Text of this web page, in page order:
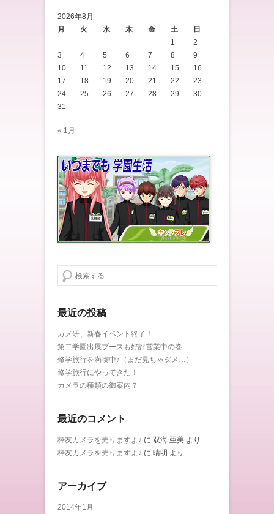
2026年8月
月
火 水 木 金 土
日
1
2
3
4 5 6 7 8
9
10
11 12 13 14 15
16
17
18 19 20 21 22
23
24
25 26 27 28 29
30
31
« 1月
検索する
最近の投稿
カメ研、新春イベント終了！
第二学園出展ブースも好評営業中の巻
修学旅行を満喫中♪（まだ見ちゃダメ…）
修学旅行にやってきた！
カメラの種類の御案内？
最近のコメント
枠友カメラを売りますよ♪ に 双海 亜美 より
枠友カメラを売りますよ♪ に 晴明 より
アーカイブ
2014年1月